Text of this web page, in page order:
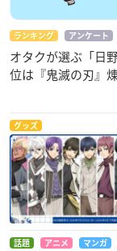
ランキング アンケート
オタクが選ぶ「日
位は『鬼滅の刃』
グッズ
話題 アニメ マンガ